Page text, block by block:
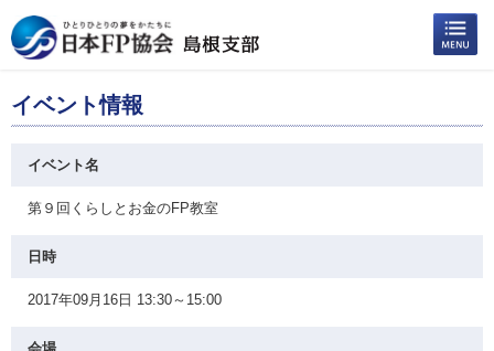
イベント情報
イベント名
第９回くらしとお金のFP教室
日時
2017年09月16日 13:30～15:00